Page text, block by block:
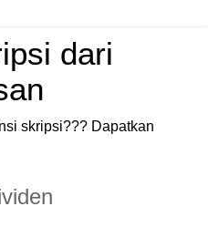
dari
skripsi??? Dapatkan